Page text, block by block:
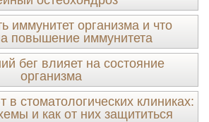
иммунитет организма и что
повышение иммунитета
бег влияет на состояние
организма
стоматологических клиниках:
и как от них защититься